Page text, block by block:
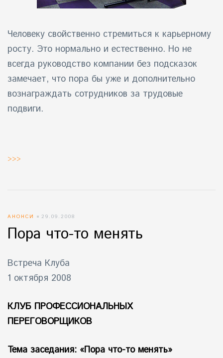
Человеку свойственно стремиться к карьерному
росту. Это нормально и естественно. Но не
всегда руководство компании без подсказок
замечает, что пора бы уже и дополнительно
вознаграждать сотрудников за трудовые
подвиги.
>>>
АНОНСИ 29.09.2008
Пора что-то менять
Встреча Клуба
1 октября 2008
КЛУБ ПРОФЕССИОНАЛЬНЫХ
ПЕРЕГОВОРЩИКОВ
Тема заседания: «Пора что-то менять»